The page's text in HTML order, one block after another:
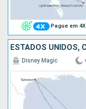
Pague em 4X
ESTADOS UNIDOS,
Disney Magic